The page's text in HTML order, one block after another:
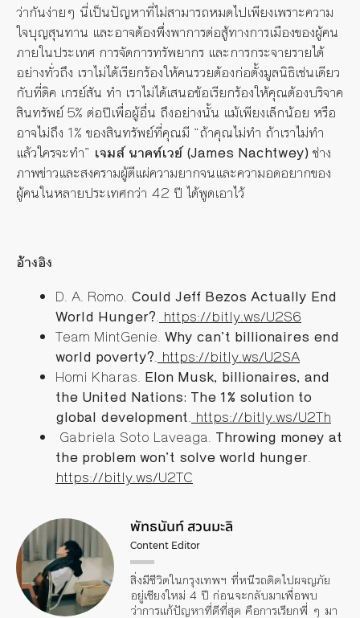
ว่ากันง่ายๆ นี่เป็นปัญหาที่ไม่สามารถหมดไปเพียงเพราะความ
ใจบุญสุนทาน และอาจต้องพึ่งพาการต่อสู้ทางการเมืองของผู้คน
ภายในประเทศ การจัดการทรัพยากร และการกระจายรายได้
อย่างทั่วถึง เราไม่ได้เรียกร้องให้คนรวยต้องก่อตั้งมูลนิธิเช่นเดียว
กับที่ดิค เกรย์สัน ทำ เราไม่ได้เสนอข้อเรียกร้องให้คุณต้องบริจาค
สินทรัพย์ 5% ต่อปีเพื่อผู้อื่น ถึงอย่างนั้น แม้เพียงเล็กน้อย หรือ
อาจไม่ถึง 1% ของสินทรัพย์ที่คุณมี “ถ้าคุณไม่ทำ ถ้าเราไม่ทำ
แล้วใครจะทำ” เจมส์ นาคท์เวย์ (James Nachtwey) ช่าง
ภาพข่าวและสงครามผู้ตีแผ่ความยากจนและความอดอยากของ
ผู้คนในหลายประเทศกว่า 42 ปี ได้พูดเอาไว้
อ้างอิง
D. A. Romo. Could Jeff Bezos Actually End
World Hunger?. https://bitly.ws/U2S6
Team MintGenie. Why can’t billionaires end
world poverty?. https://bitly.ws/U2SA
Homi Kharas. Elon Musk, billionaires, and
the United Nations: The 1% solution to
global development. https://bitly.ws/U2Th
Gabriela Soto Laveaga. Throwing money at
the problem won’t solve world hunger.
https://bitly.ws/U2TC
พัทธนันท์ สวนมะลิ
Content Editor
สิ่งมีชีวิตในกรุงเทพฯ ที่หนีรถติดไปผจญภัย
อยู่เชียงใหม่ 4 ปี ก่อนจะกลับมาเพื่อพบ
ว่าการแก้ปัญหาที่ดีที่สุด คือการเรียกพี่ ๆ มา